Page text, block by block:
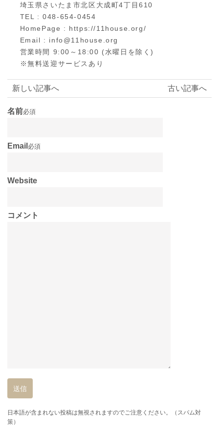
埼玉県さいたま市北区大成町4丁目610
TEL : 048-654-0454
HomePage : https://11house.org/
Email : info@11house.org
営業時間 9:00～18:00 (水曜日を除く)
※無料送迎サービスあり
古い記事へ
新しい記事へ
名前必須
Email 必須
Website
コメント
日本語が含まれない投稿は無視されますのでご注意ください。（スパム対
策）